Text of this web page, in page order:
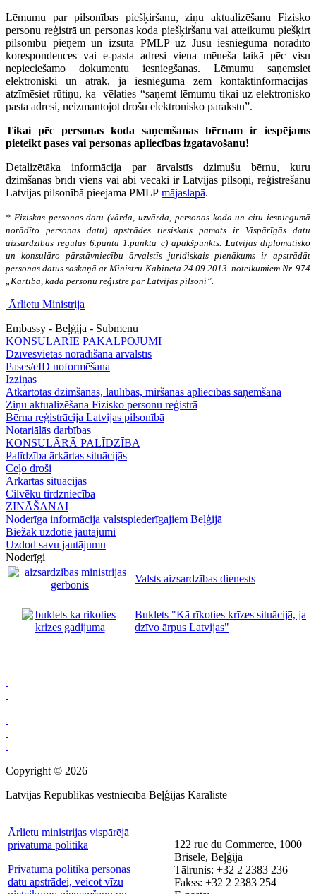
Lēmumu par pilsonības piešķiršanu, ziņu aktualizēšanu Fizisko
personu reģistrā un personas koda piešķiršanu vai atteikumu piešķirt
pilsonību pieņem un izsūta PMLP uz Jūsu iesniegumā norādīto
korespondences vai e-pasta adresi viena mēneša laikā pēc visu
nepieciešamo dokumentu iesniegšanas. Lēmumu saņemsiet
elektroniski un ātrāk, ja iesniegumā zem kontaktinformācijas
atzīmēsiet rūtiņu, ka vēlaties “saņemt lēmumu tikai uz elektronisko
pasta adresi, neizmantojot drošu elektronisko parakstu”.
Tikai pēc personas koda saņemšanas bērnam ir iespējams
pieteikt pases vai personas apliecības izgatavošanu!
Detalizētāka informācija par ārvalstīs dzimušu bērnu, kuru
dzimšanas brīdī viens vai abi vecāki ir Latvijas pilsoņi, reģistrēšanu
Latvijas pilsonībā pieejama PMLP mājaslapā.
* Fiziskas personas datu (vārda, uzvārda, personas koda un citu iesniegumā
norādīto personas datu) apstrādes tiesiskais pamats ir Vispārīgās datu
aizsardzības regulas 6.panta 1.punkta c) apakšpunkts. Latvijas diplomātisko
un konsulāro pārstāvniecību ārvalstīs juridiskais pienākums ir apstrādāt
personas datus saskaņā ar Ministru Kabineta 24.09.2013. noteikumiem Nr. 974
„Kārtība, kādā personu reģistrē par Latvijas pilsoni”.
Ārlietu Ministrija
Embassy - Beļģija - Submenu
KONSULĀRIE PAKALPOJUMI
Dzīvesvietas norādīšana ārvalstīs
Pases/eID noformēšana
Izziņas
Atkārtotas dzimšanas, laulības, miršanas apliecības saņemšana
Ziņu aktualizēšana Fizisko personu reģistrā
Bērna reģistrācija Latvijas pilsonībā
Notariālās darbības
KONSULĀRĀ PALĪDZĪBA
Palīdzība ārkārtas situācijās
Ceļo droši
Ārkārtas situācijas
Cilvēku tirdzniecība
ZINĀŠANAI
Noderīga informācija valstspiederīgajiem Beļģijā
Biežāk uzdotie jautājumi
Uzdod savu jautājumu
Noderīgi
Valsts aizsardzības dienests
Buklets "Kā rīkoties krīzes situācijā, ja
dzīvo ārpus Latvijas"
Copyright © 2026
Latvijas Republikas vēstniecība Beļģijas Karalistē
Ārlietu ministrijas vispārējā
privātuma politika
Privātuma politika personas
datu apstrādei, veicot vīzu
122 rue du Commerce, 1000
Brisele, Beļģija
Tālrunis: +32 2 2383 236
Fakss: +32 2 2383 254